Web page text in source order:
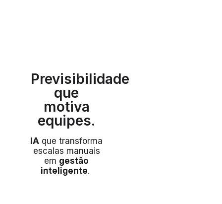
Previsibilidade
que
motiva
equipes.
IA que transforma
escalas manuais
em gestão
inteligente.